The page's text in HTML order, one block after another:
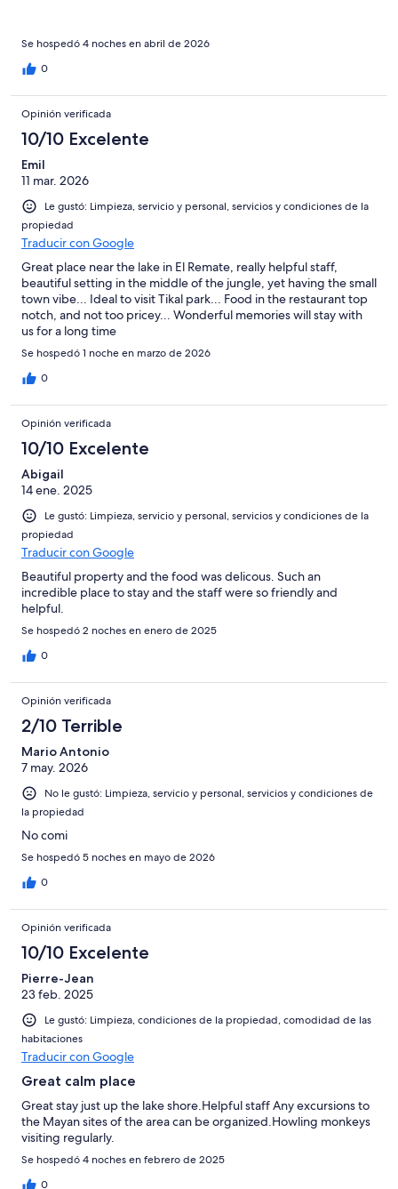
Se hospedó 4 noches en abril de 2026
0
Opinión verificada
10/10 Excelente
Emil
11 mar. 2026
Le gustó: Limpieza, servicio y personal, servicios y condiciones de la
propiedad
Traducir con Google
Great place near the lake in El Remate, really helpful staff,
beautiful setting in the middle of the jungle, yet having the small
town vibe... Ideal to visit Tikal park... Food in the restaurant top
notch, and not too pricey... Wonderful memories will stay with
us for a long time
Se hospedó 1 noche en marzo de 2026
0
Opinión verificada
10/10 Excelente
Abigail
14 ene. 2025
Le gustó: Limpieza, servicio y personal, servicios y condiciones de la
propiedad
Traducir con Google
Beautiful property and the food was delicous. Such an
incredible place to stay and the staff were so friendly and
helpful.
Se hospedó 2 noches en enero de 2025
0
Opinión verificada
2/10 Terrible
Mario Antonio
7 may. 2026
No le gustó: Limpieza, servicio y personal, servicios y condiciones de
la propiedad
No comi
Se hospedó 5 noches en mayo de 2026
0
Opinión verificada
10/10 Excelente
Pierre-Jean
23 feb. 2025
Le gustó: Limpieza, condiciones de la propiedad, comodidad de las
habitaciones
Traducir con Google
Great calm place
Great stay just up the lake shore.Helpful staff Any excursions to
the Mayan sites of the area can be organized.Howling monkeys
visiting regularly.
Se hospedó 4 noches en febrero de 2025
0